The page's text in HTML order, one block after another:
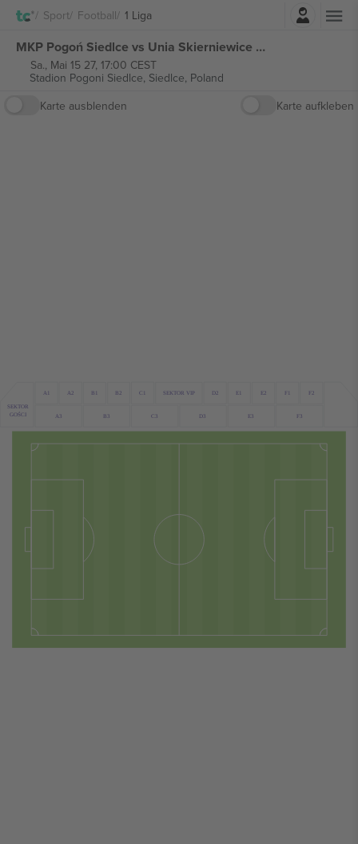
Sport Football 1 Liga
MKP Pogoń Siedlce vs Unia Skierniewice 1 Liga tickets
Sa., Mai 15 27, 17:00 CEST
Stadion Pogoni Siedlce, Siedlce, Poland
Karte ausblenden
Karte aufkleben
F3
F2
F1
E2
E1
D2
E3
D3
C3
B3
A3
A1 A2 B1 B2 C1
SEKTOR
GOŚCI
SEKTOR VIP